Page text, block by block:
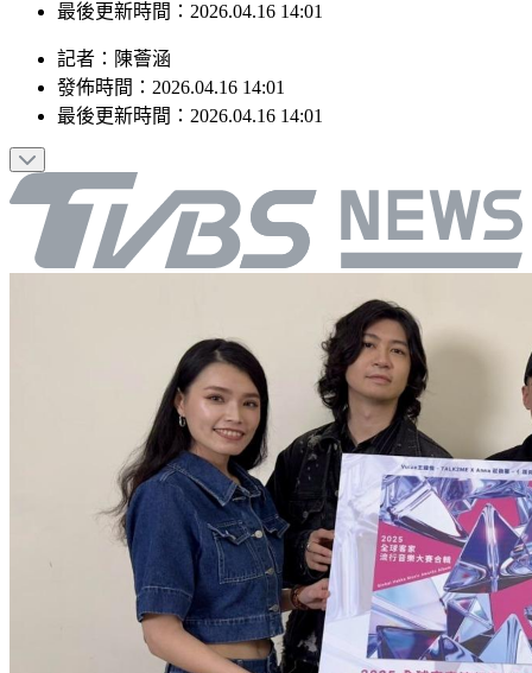
最後更新時間：2026.04.16 14:01
記者 ： 陳薈涵
發佈時間： 2026.04.16 14:01
最後更新時間： 2026.04.16 14:01